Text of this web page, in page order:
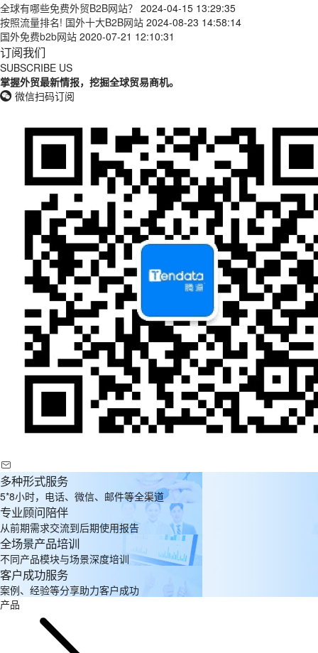
全球有哪些免费外贸B2B网站？ 2024-04-15 13:29:35
按照流量排名! 国外十大B2B网站 2024-08-23 14:58:14
国外免费b2b网站 2020-07-21 12:10:31
订阅我们
SUBSCRIBE US
掌握外贸最新情报，挖掘全球贸易商机。
微信扫码订阅
多种形式服务
5*8小时，电话、微信、邮件等全渠道
专业顾问陪伴
从前期需求交流到后期使用报告
全场景产品培训
不同产品模块与场景深度培训
客户成功服务
案例、经验等分享助力客户成功
产品